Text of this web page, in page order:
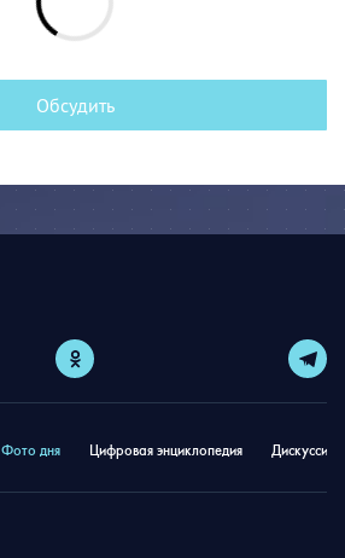
Обсудить
Фото дня Цифровая энциклопедия